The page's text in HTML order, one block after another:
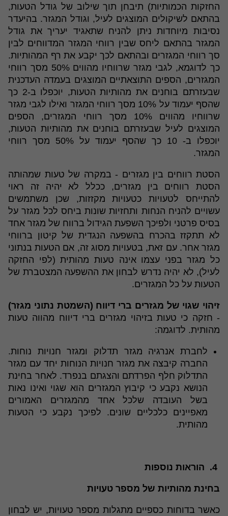
החזקות הכמותיות) תיבחן תוך שילוב של גודל הטעות,
בהתאם לשיקולים המוצגים לעיל, וגודל המגזר. בהיעדר
נסיבות מיוחדות ניתן להניח שתאגיד יעריך את גודל
המגזר בהתאם ליחס שבין רווחי המגזר המדווחים לבין
סך רווחי המגזרים ובהתאם לכך יקבע את רף המהותיות.
כך לדוגמא, לגבי מגזר שרווחיו מהווים 50% מסך רווחי
המגזרים, הספים התוצאתיים המוצגים בעמדה העדכנית
שבעזרתם בוחנים את מהותיות הטעות, יוכפלו ב-2 כך
שהסף יעמוד על 10% מסך רווחי המגזר ואילו לגבי מגזר
שרווחיו מהווים 10% מסך רווחי המגזרים, הספים
המוצגים לעיל שבעזרתם בוחנים את מהותיות הטעות,
יוכפלו ב- 10 כך שהסף יעמוד על 50% מסך רווחי
המגזר.
הסטת רווחים בין מגזרים - במקרה של טעות שמהותה
הסטת רווחים בין מגזרים, ככלל לא יהיה זה ראוי
להתייחס לטעויות כטעויות מקזזות, שכן משתמשים
עשויים להניח הנחות ותחזיות שונות ביחס לכל מגזר על
בסיס פרטני ולפיכך השפעת הגידול ברווח של מגזר אחד
לא תתקזז בהכרח בהשפעה הנגדית של קיטון ברווחי
מגזר אחר. עם זאת, בטעויות מסוג זה, אם הטעות בנתוני
כל מגזר בפני עצמו אינה טעות מהותית (לפי החזקה
לעיל), לא יהיה נדרש לבחון את ההשפעה המצטברת של
הטעות על כל המגזרים.
זיהוי שגוי של מגזרים ברי דיווח (השמטת נתוני מגזר)
- חזקה כי טעות בזיהוי מגזרים ברי דיווח מהווה טעות
מהותית. לדוגמה:
לחברת אנרגיה מגזר תדלוק ומגזר חנויות נוחות.
החברה קיבצה את מגזר חנויות הנוחות יחד עם מגזר
התדלוק חלף הפרדתם והצגתם בנפרד. לאחר בחינת
הנושא נקבע כי קיבוץ המגזרים הוא שגוי ואינו נאות
בשל העובדה שלכל אחד מהמגזרים האמורים
מאפיינים כלכליים שונים. לפיכך נקבע כי הטעות
מהותית.
4. הוראות נוספות
בחינת מהותיות של מספר טעויות
כאשר בדוחות כספיים מתגלות מספר טעויות, יש לבחון